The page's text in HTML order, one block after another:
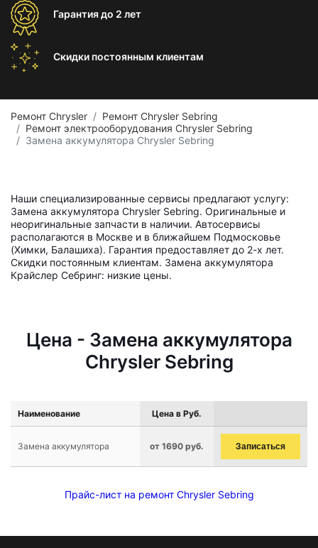
Гарантиядо 2 лет
Скидки постоянным клиентам
Ремонт Chrysler
Ремонт Chrysler Sebring
Ремонт электрооборудования Chrysler Sebring
Замена аккумулятора Chrysler Sebring
Наши специализированные сервисы предлагают услугу:
Замена аккумулятора Chrysler Sebring. Оригинальные и
неоригинальные запчасти в наличии. Автосервисы
располагаются в Москве и в ближайшем Подмосковье
(Химки, Балашиха). Гарантия предоставляет до 2-х лет.
Скидки постоянным клиентам. Замена аккумулятора
Крайслер Себринг: низкие цены.
Цена - Замена аккумулятора
Chrysler Sebring
Наименование Цена в Руб.
Замена аккумулятора от 1690 руб. Записаться
Прайс-лист на ремонт Chrysler Sebring